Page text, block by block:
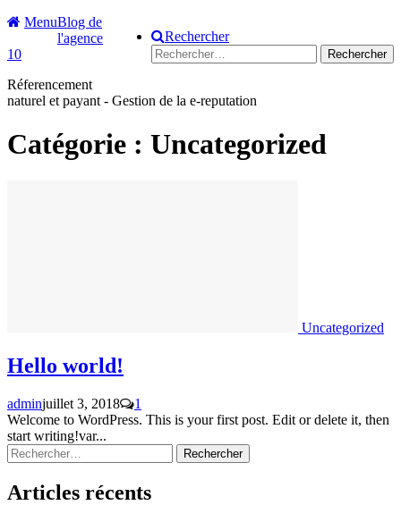
Aller
contenu
Menu
Rechercher
Rechercher :
Blog de
l'agence
10
Réferencement
naturel et payant - Gestion de la e-reputation
Catégorie : Uncategorized
Uncategorized
Hello world!
adminjuillet 3, 2018
1
Welcome to WordPress. This is your first post. Edit or delete it, then
start writing!var...
Rechercher :
Articles récents